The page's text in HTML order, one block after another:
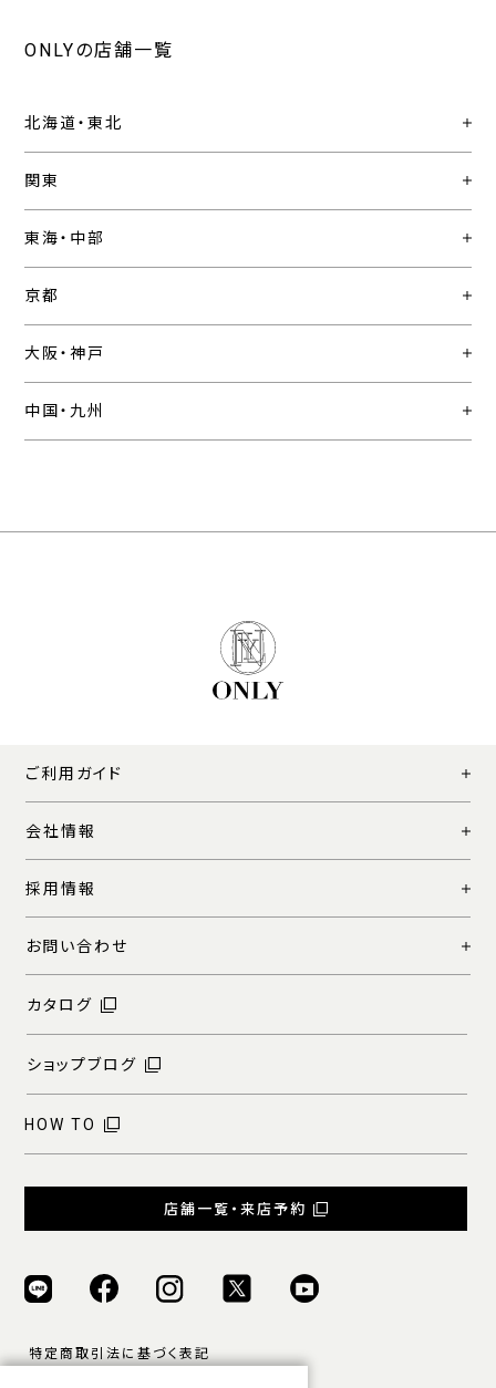
ONLYの店舗一覧
北海道・東北
関東
東海・中部
京都
大阪・神戸
中国・九州
ご利用ガイド
会社情報
採用情報
お問い合わせ
カタログ
ショップブログ
HOW TO
店舗一覧・来店予約
特定商取引法に基づく表記